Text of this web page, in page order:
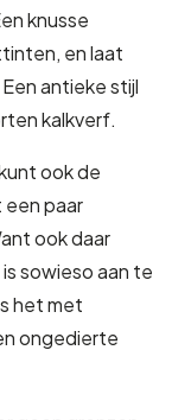
knusse
en laat
antieke stijl
kalkverf.
ook de
paar
ook daar
sowieso aan te
het met
ongedierte